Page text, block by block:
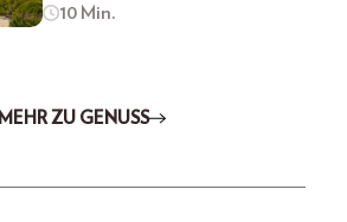
10 Min.
MEHR ZU GENUSS